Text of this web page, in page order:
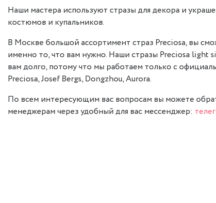
Наши мастера используют стразы для декора и
костюмов и купальников.
В Москве большой ассортимент страз Preciosa, вы
именно то, что вам нужно. Наши стразы Preciosa light
вам долго, потому что мы работаем только с
Preciosa, Josef Bergs, Dongzhou, Aurora.
По всем интересующим вас вопросам вы можете
менеджерам через удобный для вас мессенджер: